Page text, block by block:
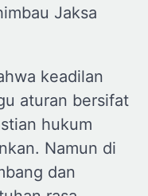
Jaksa
keadilan
aturan bersifat
hukum
Namun di
dan